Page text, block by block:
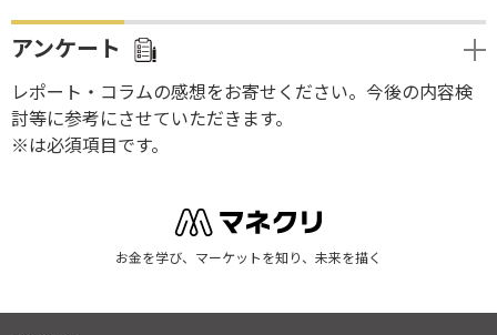
アンケート
レポート・コラムの感想をお寄せください。今後の内容検
討等に参考にさせていただきます。
※は必須項目です。
お金を学び、マーケットを知り、未来を描く